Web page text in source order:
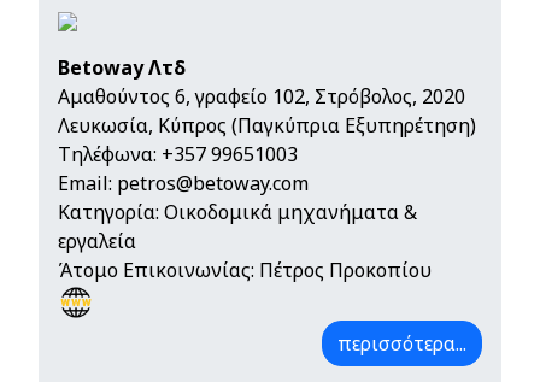
Betoway Λτδ
Αμαθούντος 6, γραφείο 102, Στρόβολος, 2020
Λευκωσία, Κύπρος (Παγκύπρια Εξυπηρέτηση)
Τηλέφωνα: +357 99651003
Email: petros@betoway.com
Κατηγορία: Οικοδομικά μηχανήματα &
εργαλεία
Άτομο Επικοινωνίας: Πέτρος Προκοπίου
περισσότερα...